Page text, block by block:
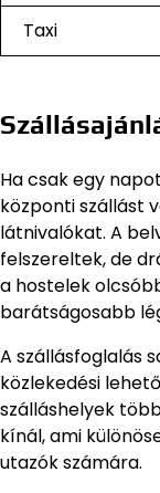
Taxi
Ha csak egy
központi szállást
látnivalókat. A
felszereltek, de
a hostelek
barátságosabb
A szállásfoglalás
közlekedési
szálláshelyek
kínál, ami
utazók számára.